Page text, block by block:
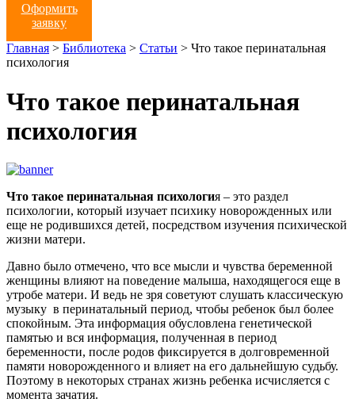
Оформить
заявку
Главная > Библиотека > Статьи > Что такое перинатальная
психология
Что такое перинатальная
психология
Что такое перинатальная психология – это раздел
психологии, который изучает психику новорожденных или
еще не родившихся детей, посредством изучения психической
жизни матери.
Давно было отмечено, что все мысли и чувства беременной
женщины влияют на поведение малыша, находящегося еще в
утробе матери. И ведь не зря советуют слушать классическую
музыку в перинатальный период, чтобы ребенок был более
спокойным. Эта информация обусловлена генетической
памятью и вся информация, полученная в период
беременности, после родов фиксируется в долговременной
памяти новорожденного и влияет на его дальнейшую судьбу.
Поэтому в некоторых странах жизнь ребенка исчисляется с
момента зачатия.